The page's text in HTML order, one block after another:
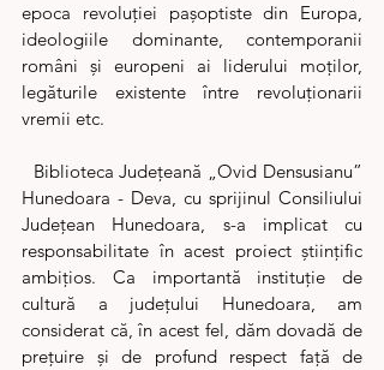
epoca revoluției pașoptiste din Europa,
ideologiile dominante, contemporanii
români și europeni ai liderului moților,
legăturile existente între revoluționarii
vremii etc.
Hunedoara - Deva, cu sprijinul Consiliului
Județean Hunedoara, s-a implicat cu
responsabilitate în acest proiect științific
ambițios. Ca importantă instituție de
cultură a județului Hunedoara, am
considerat că, în acest fel, dăm dovadă de
prețuire și de profund respect față de